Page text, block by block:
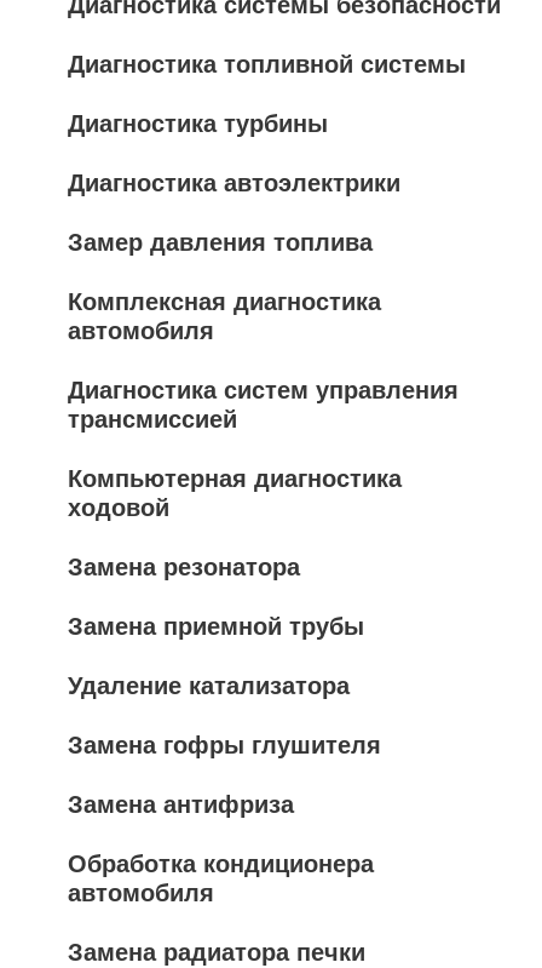
Диагностика топливной системы
Диагностика турбины
Диагностика автоэлектрики
Замер давления топлива
Комплексная диагностика
автомобиля
Диагностика систем управления
трансмиссией
Компьютерная диагностика
ходовой
Замена резонатора
Замена приемной трубы
Удаление катализатора
Замена гофры глушителя
Замена антифриза
Обработка кондиционера
автомобиля
Замена радиатора печки